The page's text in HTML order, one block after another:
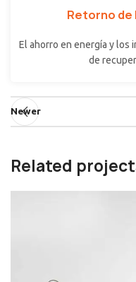
Retorno de
El ahorro en energía y los
de
Newer
Related